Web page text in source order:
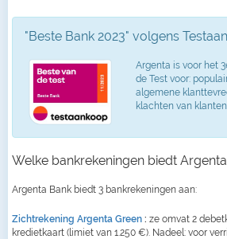
"Beste Bank 2023" volgens
Argenta is voor het
de Test voor:
algemene
klachten van
Welke bankrekeningen biedt
Argenta Bank biedt 3 bankrekeningen aan:
Zichtrekening Argenta Green : ze omvat 2
kredietkaart (limiet van 1.250 €). Nadeel: voor